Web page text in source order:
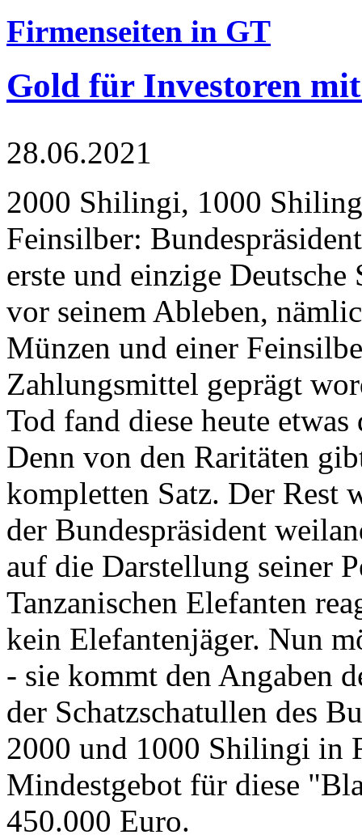
Firmenseiten in GT
Gold für Investoren
28.06.2021
2000 Shilingi, 1000
Feinsilber:
erste und einzige Deutsche
vor seinem Ableben,
Münzen und einer
Zahlungsmittel geprägt
Tod fand diese heute
Denn von den Raritäten
kompletten Satz. Der Rest
der Bundespräsident
auf die Darstellung seiner
Tanzanischen Elefanten
kein Elefantenjäger. Nun
- sie kommt den Angaben
der Schatzschatullen des
2000 und 1000 Shilingi in
Mindestgebot für diese
450.000 Euro.